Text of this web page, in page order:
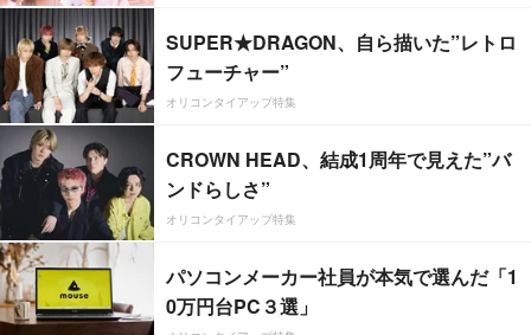
SUPER★DRAGON、自ら描いた”レトロ
フューチャー”
オリコンタイアップ特集
CROWN HEAD、結成1周年で見えた”バ
ンドらしさ”
オリコンタイアップ特集
パソコンメーカー社員が本気で選んだ「1
0万円台PC３選」